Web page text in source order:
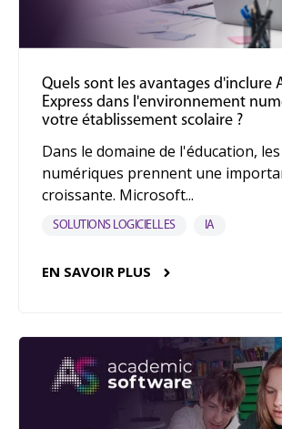
Quels sont les avantages d'inclure
Express dans l'environnement
votre établissement scolaire ?
Dans le domaine de l'éducation,
numériques prennent une
croissante. Microsoft...
SOLUTIONS LOGICIELLES IA
EN SAVOIR PLUS